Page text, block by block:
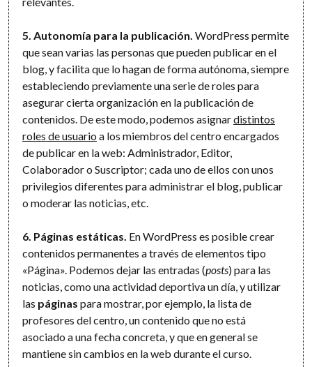
5. Autonomía para la publicación. WordPress permite
que sean varias las personas que pueden publicar en el
blog, y facilita que lo hagan de forma autónoma, siempre
estableciendo previamente una serie de roles para
asegurar cierta organización en la publicación de
contenidos. De este modo, podemos asignardistintos
roles de usuario a los miembros del centro encargados
de publicar en la web: Administrador, Editor,
Colaborador o Suscriptor; cada uno de ellos con unos
privilegios diferentes para administrar el blog, publicar
o moderar las noticias, etc.
6. Páginas estáticas. En WordPress es posible crear
contenidos permanentes a través de elementos tipo
«Página». Podemos dejar las entradas (posts) para las
noticias, como una actividad deportiva un día, y utilizar
las páginas para mostrar, por ejemplo, la lista de
profesores del centro, un contenido que no está
asociado a una fecha concreta, y que en general se
mantiene sin cambios en la web durante el curso.